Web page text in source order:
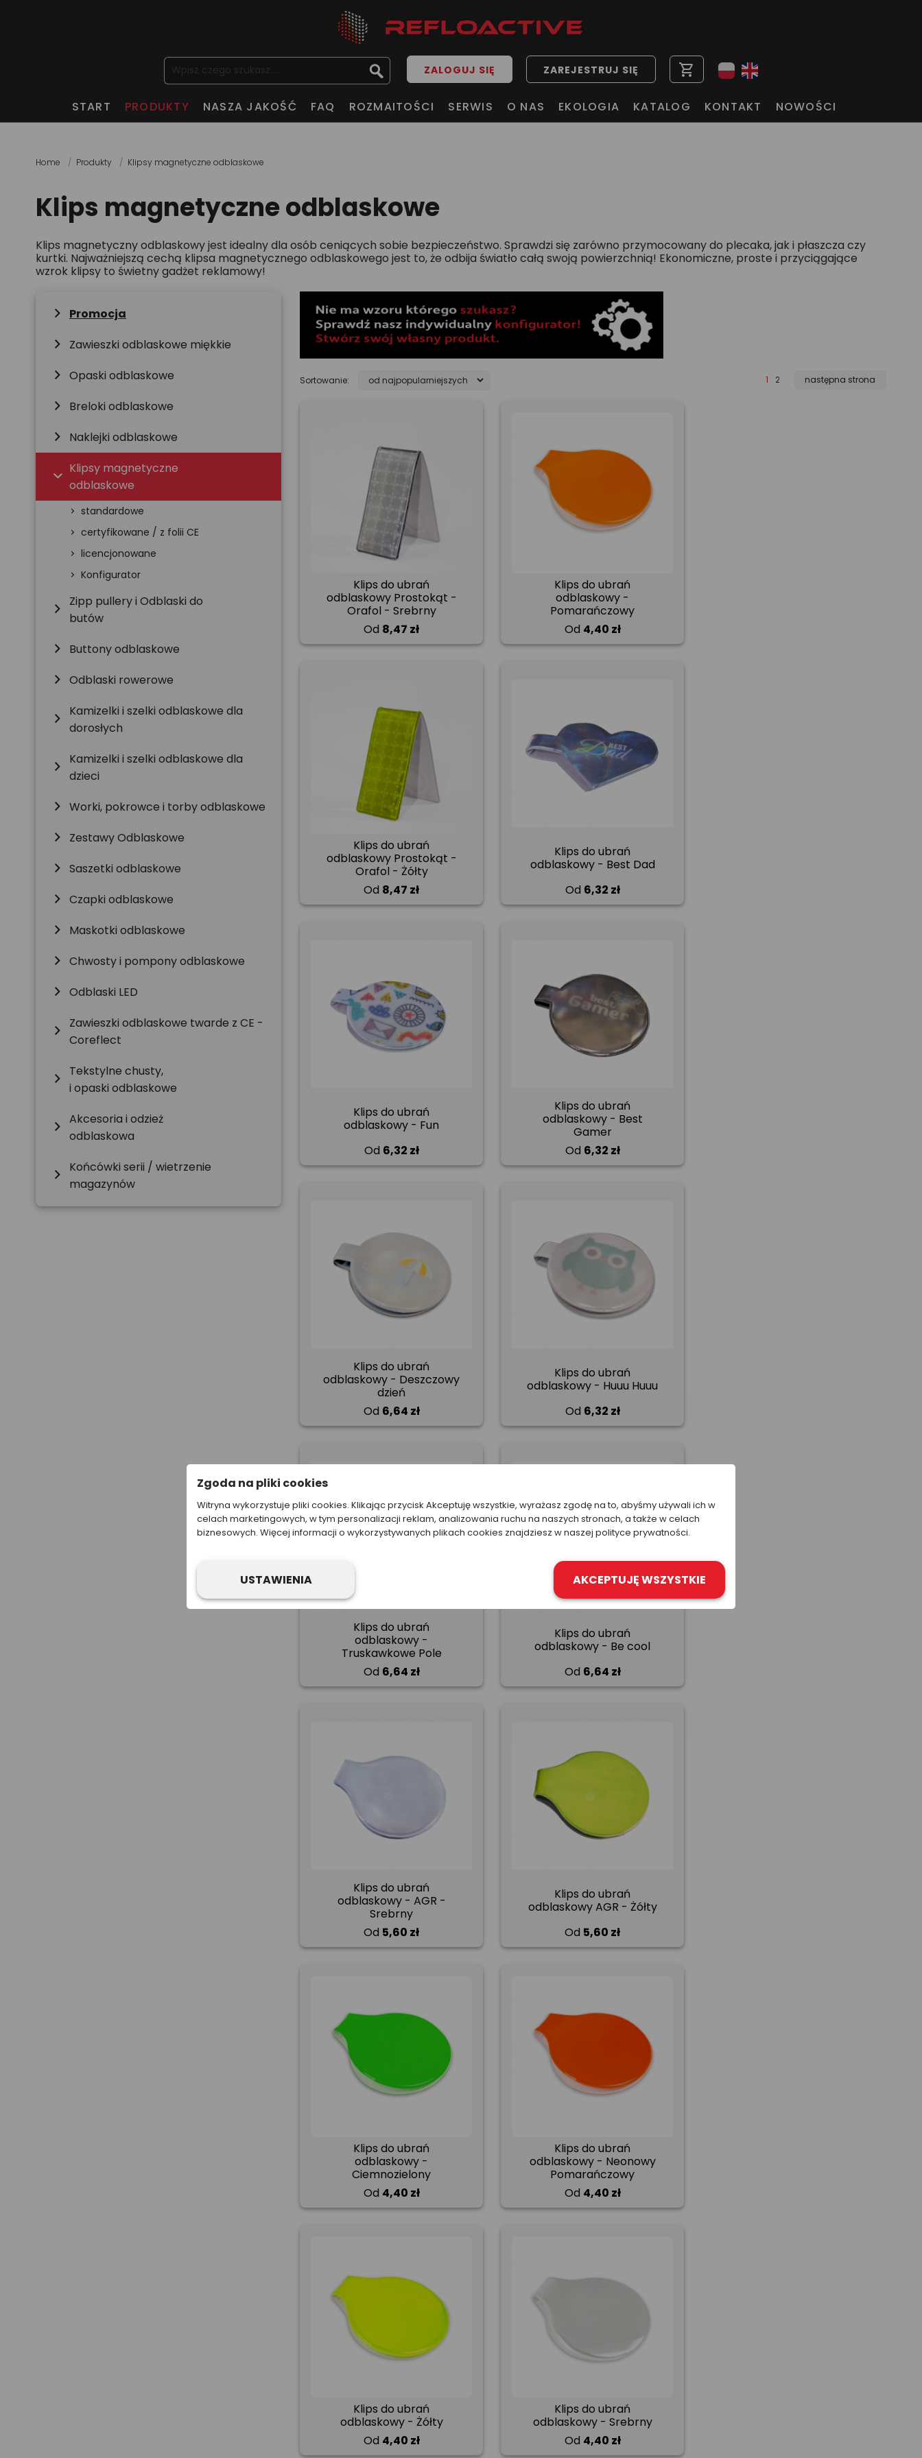
ZALOGUJ SIĘ ZAREJESTRUJ SIĘ shopping_cart
START PRODUKTY NASZA JAKOŚĆ FAQ ROZMAITOŚCI SERWIS O NAS EKOLOGIA KATALOG KONTAKT NOWOŚCI
Home Produkty Klipsy magnetyczne odblaskowe
Klips magnetyczne odblaskowe
Klips magnetyczny odblaskowy jest idealny dla osób ceniących sobie bezpieczeństwo. Sprawdzi się zarówno przymocowany do plecaka, jak i płaszcza czy
kurtki. Najważniejszą cechą klipsa magnetycznego odblaskowego jest to, że odbija światło całą swoją powierzchnią! Ekonomiczne, proste i przyciągające
wzrok klipsy to świetny gadżet reklamowy!
chevron_right Promocja
chevron_right Zawieszki odblaskowe miękkie
chevron_right Opaski odblaskowe
chevron_right Breloki odblaskowe
chevron_right Naklejki odblaskowe
chevron_right Klipsy magnetyczne
odblaskowe
chevron_right standardowe
chevron_right certyfikowane / z folii CE
chevron_right licencjonowane
chevron_right Konfigurator
chevron_right
Zipp pullery i Odblaski do
butów
chevron_right Buttony odblaskowe
chevron_right Odblaski rowerowe
chevron_right
Kamizelki i szelki odblaskowe dla
dorosłych
chevron_right
Kamizelki i szelki odblaskowe dla
dzieci
chevron_right Worki, pokrowce i torby odblaskowe
chevron_right Zestawy Odblaskowe
chevron_right Saszetki odblaskowe
chevron_right Czapki odblaskowe
chevron_right Maskotki odblaskowe
chevron_right Chwosty i pompony odblaskowe
chevron_right Odblaski LED
chevron_right
Zawieszki odblaskowe twarde z CE -
Coreflect
chevron_right
Tekstylne chusty,
i opaski odblaskowe
chevron_right Akcesoria i odzież
odblaskowa
chevron_right
Końcówki serii / wietrzenie
magazynów
Sortowanie: 1 2 następna strona
Klips do ubrań
odblaskowy Prostokąt -
Orafol - Srebrny
Od 8,47 zł
Klips do ubrań
odblaskowy -
Pomarańczowy
Od 4,40 zł
Klips do ubrań
odblaskowy Prostokąt -
Orafol - Żółty
Od 8,47 zł
Klips do ubrań
odblaskowy - Best Dad
Od 6,32 zł
Klips do ubrań
odblaskowy - Fun
Od 6,32 zł
Klips do ubrań
odblaskowy - Best
Gamer
Od 6,32 zł
Klips do ubrań
odblaskowy - Deszczowy
dzień
Od 6,64 zł
Klips do ubrań
odblaskowy - Huuu Huuu
Od 6,32 zł
Klips do ubrań
odblaskowy -
Truskawkowe Pole
Od 6,64 zł
Klips do ubrań
odblaskowy - Be cool
Od 6,64 zł
Klips do ubrań
odblaskowy - AGR -
Srebrny
Od 5,60 zł
Klips do ubrań
odblaskowy AGR - Żółty
Od 5,60 zł
Klips do ubrań
odblaskowy -
Ciemnozielony
Od 4,40 zł
Klips do ubrań
odblaskowy - Neonowy
Pomarańczowy
Od 4,40 zł
Klips do ubrań
odblaskowy - Żółty
Od 4,40 zł
Klips do ubrań
odblaskowy - Srebrny
Od 4,40 zł
Zgoda na pliki cookies
Witryna wykorzystuje pliki cookies. Klikając przycisk Akceptuję wszystkie, wyrażasz zgodę na to, abyśmy używali ich w
celach marketingowych, w tym personalizacji reklam, analizowania ruchu na naszych stronach, a także w celach
biznesowych. Więcej informacji o wykorzystywanych plikach cookies znajdziesz w naszej polityce prywatności.
USTAWIENIA AKCEPTUJĘ WSZYSTKIE